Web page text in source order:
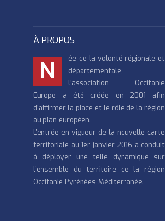
À PROPOS
N
ée de la volonté régionale et
départementale,
l’association Occitanie
Europe a été créée en 2001 afin
d’affirmer la place et le rôle de la région
au plan européen.
L’entrée en vigueur de la nouvelle carte
territoriale au 1er janvier 2016 a conduit
à déployer une telle dynamique sur
l’ensemble du territoire de la région
Occitanie Pyrénées-Méditerranée.